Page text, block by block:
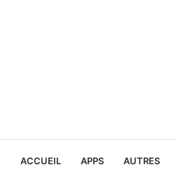
ACCUEIL APPS AUTRES